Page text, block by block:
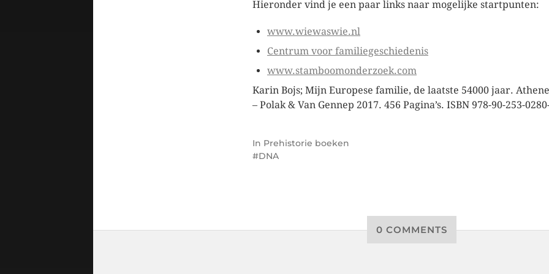
Hieronder vind je een paar links naar mogelijke startpunten:
www.wiewaswie.nl
Centrum voor familiegeschiedenis
www.stamboomonderzoek.com
Karin Bojs; Mijn Europese familie, de laatste 54000 jaar.
– Polak & Van Gennep 2017. 456 Pagina’s. ISBN 978-90-253-
In Prehistorie boeken
DNA
0 COMMENTS